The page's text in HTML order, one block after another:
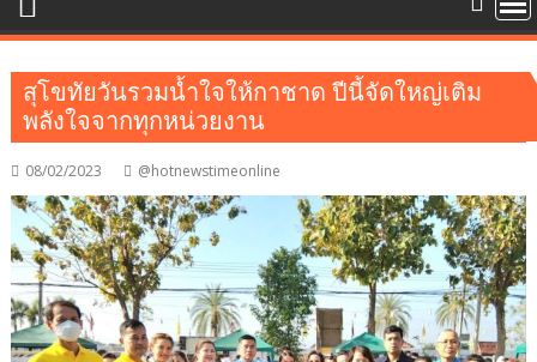
สุโขทัยวันรวมน้ำใจให้กาชาด ปีนี้จัดใหญ่เติม
พลังใจจากทุกหน่วยงาน
08/02/2023 @hotnewstimeonline